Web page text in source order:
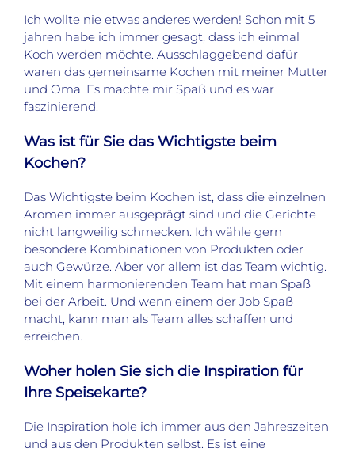
Ich wollte nie etwas anderes werden! Schon mit 5
jahren habe ich immer gesagt, dass ich einmal
Koch werden möchte. Ausschlaggebend dafür
waren das gemeinsame Kochen mit meiner Mutter
und Oma. Es machte mir Spaß und es war
faszinierend.
Was ist für Sie das Wichtigste beim
Kochen?
Das Wichtigste beim Kochen ist, dass die einzelnen
Aromen immer ausgeprägt sind und die Gerichte
nicht langweilig schmecken. Ich wähle gern
besondere Kombinationen von Produkten oder
auch Gewürze. Aber vor allem ist das Team wichtig.
Mit einem harmonierenden Team hat man Spaß
bei der Arbeit. Und wenn einem der Job Spaß
macht, kann man als Team alles schaffen und
erreichen.
Woher holen Sie sich die Inspiration für
Ihre Speisekarte?
Die Inspiration hole ich immer aus den Jahreszeiten
und aus den Produkten selbst. Es ist eine